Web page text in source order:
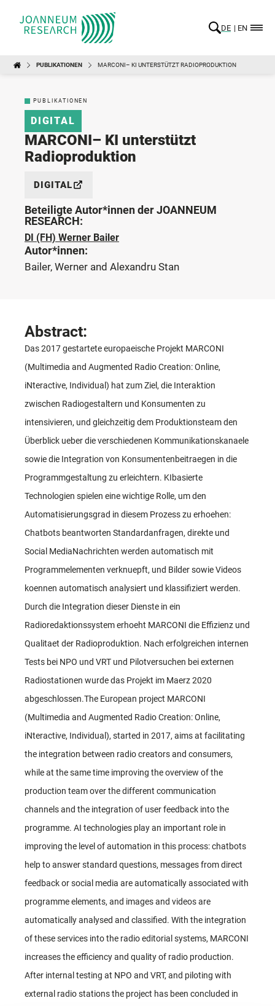
DE EN
PUBLIKATIONEN MARCONI– KI UNTERSTÜTZT RADIOPRODUKTION
PUBLIKATIONEN
DIGITAL
MARCONI– KI unterstützt
Radioproduktion
DIGITAL
Beteiligte Autor*innen der JOANNEUM
RESEARCH:
DI (FH) Werner Bailer
Autor*innen:
Bailer, Werner and Alexandru Stan
Abstract:
Das 2017 gestartete europaeische Projekt MARCONI
(Multimedia and Augmented Radio Creation: Online,
iNteractive, Individual) hat zum Ziel, die Interaktion
zwischen Radiogestaltern und Konsumenten zu
intensivieren, und gleichzeitig dem Produktionsteam den
Überblick ueber die verschiedenen Kommunikationskanaele
sowie die Integration von Konsumentenbeitraegen in die
Programmgestaltung zu erleichtern. KIbasierte
Technologien spielen eine wichtige Rolle, um den
Automatisierungsgrad in diesem Prozess zu erhoehen:
Chatbots beantworten Standardanfragen, direkte und
Social MediaNachrichten werden automatisch mit
Programmelementen verknuepft, und Bilder sowie Videos
koennen automatisch analysiert und klassifiziert werden.
Durch die Integration dieser Dienste in ein
Radioredaktionssystem erhoeht MARCONI die Effizienz und
Qualitaet der Radioproduktion. Nach erfolgreichen internen
Tests bei NPO und VRT und Pilotversuchen bei externen
Radiostationen wurde das Projekt im Maerz 2020
abgeschlossen.The European project MARCONI
(Multimedia and Augmented Radio Creation: Online,
iNteractive, Individual), started in 2017, aims at facilitating
the integration between radio creators and consumers,
while at the same time improving the overview of the
production team over the different communication
channels and the integration of user feedback into the
programme. AI technologies play an important role in
improving the level of automation in this process: chatbots
help to answer standard questions, messages from direct
feedback or social media are automatically associated with
programme elements, and images and videos are
automatically analysed and classified. With the integration
of these services into the radio editorial systems, MARCONI
increases the efficiency and quality of radio production.
After internal testing at NPO and VRT, and piloting with
external radio stations the project has been concluded in